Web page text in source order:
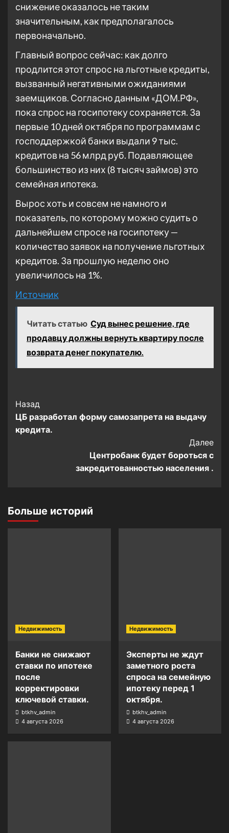
снижение оказалось не таким
значительным, как предполагалось
первоначально.
Главный вопрос сейчас: как долго
продлится этот спрос на льготные кредиты,
вызванный негативными ожиданиями
заемщиков. Согласно данным «ДОМ.РФ»,
пока спрос на госипотеку сохраняется. За
первые 10 дней октября по программам с
господдержкой банки выдали 9 тыс.
кредитов на 56 млрд руб. Подавляющее
большинство из них (8 тысяч займов) это
семейная ипотека.
Вырос хоть и совсем не намного и
показатель, по которому можно судить о
дальнейшем спросе на госипотеку —
количество заявок на получение льготных
кредитов. За прошлую неделю оно
увеличилось на 1%.
Источник
Читать статью Суд вынес решение, где
продавцу должны вернуть квартиру после
возврата денег покупателю.
Post
Navigation
Назад
ЦБ разработал форму самозапрета на выдачу
кредита.
Далее
Центробанк будет бороться с
закредитованностью населения .
Больше историй
Недвижимость
Банки не снижают
ставки по ипотеке
после
корректировки
ключевой ставки.
btkhv_admin
4 августа 2026
Недвижимость
Эксперты не ждут
заметного роста
спроса на семейную
ипотеку перед 1
октября.
btkhv_admin
4 августа 2026